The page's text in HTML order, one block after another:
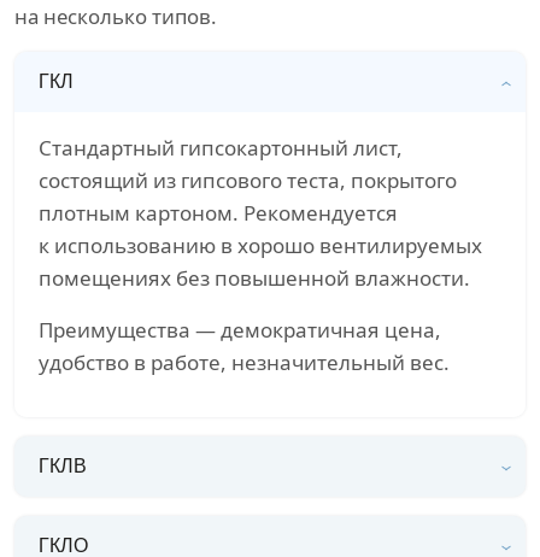
на несколько типов.
ГКЛ
Стандартный гипсокартонный лист,
состоящий из гипсового теста, покрытого
плотным картоном. Рекомендуется
к использованию в хорошо вентилируемых
помещениях без повышенной влажности.
Преимущества — демократичная цена,
удобство в работе, незначительный вес.
ГКЛВ
ГКЛО